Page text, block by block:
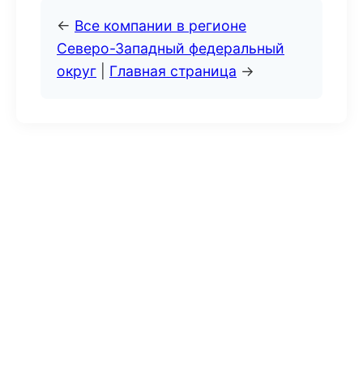
← Все компании в регионе
Северо-Западный федеральный
округ
Главная страница →